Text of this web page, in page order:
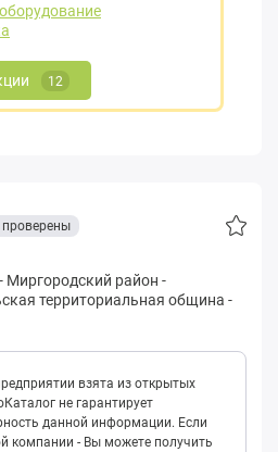
12
- Миргородский район -
территориальная община -
взята из открытых
не гарантирует
данной информации. Если
компании - Вы можете получить